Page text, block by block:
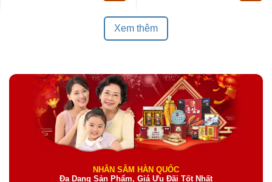
Xem thêm
NHÂN SÂM HÀN QUỐC
Đa Dạng Sản Phẩm, Giá Ưu Đãi Tốt Nhất